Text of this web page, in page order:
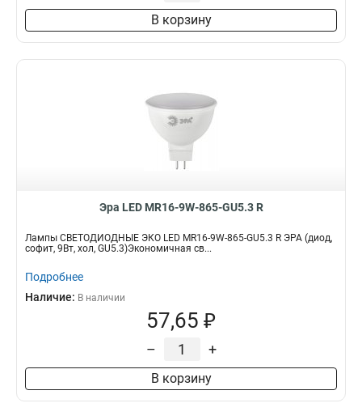
В корзину
Эра LED MR16-9W-865-GU5.3 R
Лампы СВЕТОДИОДНЫЕ ЭКО LED MR16-9W-865-GU5.3 R ЭРА (диод,
софит, 9Вт, хол, GU5.3)Экономичная св...
Подробнее
Наличие: В наличии
57,65 ₽
– +
В корзину